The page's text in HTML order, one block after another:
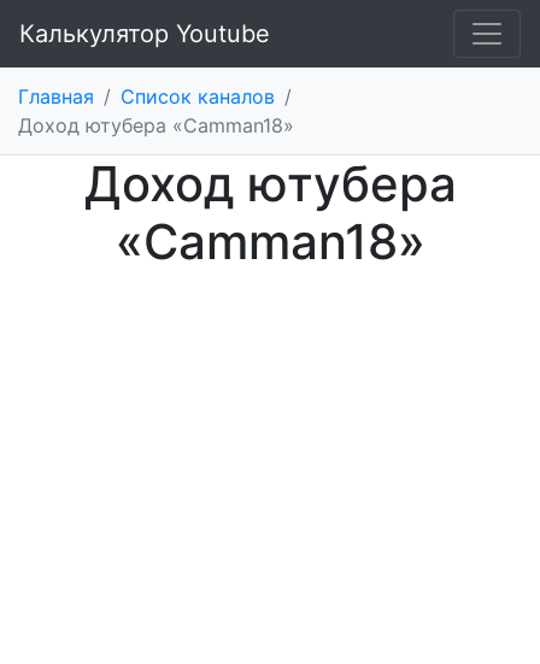
Калькулятор Youtube
Главная / Список каналов /
Доход ютубера «Camman18»
Доход ютубера
«Camman18»